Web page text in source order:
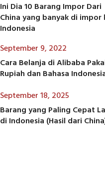
Ini Dia 10 Barang Impor Dari
China yang banyak di impor
Indonesia
September 9, 2022
Cara Belanja di Alibaba
Rupiah dan Bahasa
September 18, 2025
Barang yang Paling Cepat
di Indonesia (Hasil dari